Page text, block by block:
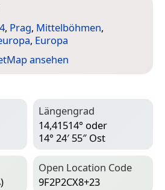
, Prag, Mittelböhmen,
, Europa
ansehen
Längengrad
14,41514° oder
14° 24′ 55″ Ost
Open Location Code
9F2P2CX8+23